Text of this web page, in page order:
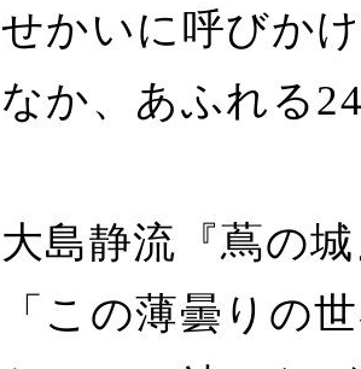
せかいに呼びか
なか、あふれる
大島静流『蔦の
「この薄曇りの